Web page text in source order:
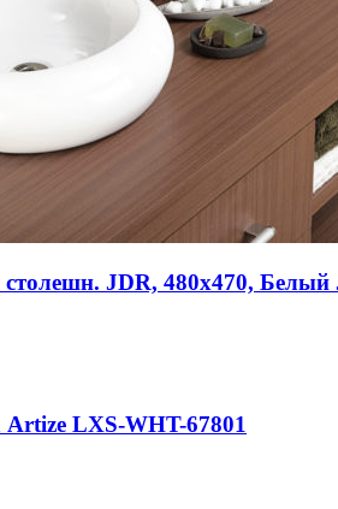
JDR, 480х470, Белый
LXS-WHT-67801